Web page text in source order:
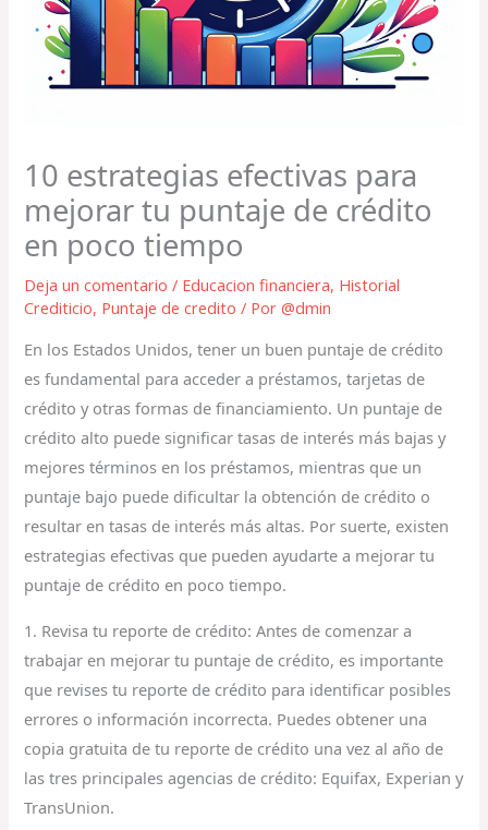
10 estrategias efectivas para
mejorar tu puntaje de crédito
en poco tiempo
Deja un comentario / Educacion financiera, Historial
Crediticio, Puntaje de credito / Por@dmin
En los Estados Unidos, tener un buen puntaje de crédito
es fundamental para acceder a préstamos, tarjetas de
crédito y otras formas de financiamiento. Un puntaje de
crédito alto puede significar tasas de interés más bajas y
mejores términos en los préstamos, mientras que un
puntaje bajo puede dificultar la obtención de crédito o
resultar en tasas de interés más altas. Por suerte, existen
estrategias efectivas que pueden ayudarte a mejorar tu
puntaje de crédito en poco tiempo.
1. Revisa tu reporte de crédito: Antes de comenzar a
trabajar en mejorar tu puntaje de crédito, es importante
que revises tu reporte de crédito para identificar posibles
errores o información incorrecta. Puedes obtener una
copia gratuita de tu reporte de crédito una vez al año de
las tres principales agencias de crédito: Equifax, Experian y
TransUnion.